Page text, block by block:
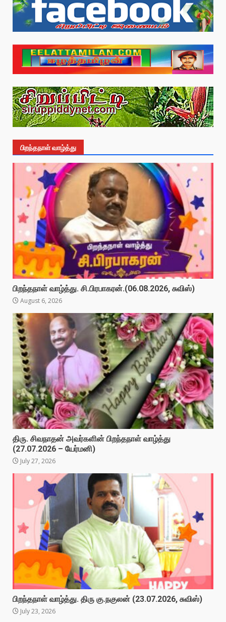
பிறந்தநாள் வாழ்த்து
பிறந்தநாள் வாழ்த்து. சி.பிரபாகரன்.(06.08.2026, சுவிஸ்)
August 6, 2026
திரு. சிவநாதன் அவர்களின் பிறந்தநாள் வாழ்த்து
(27.07.2026 – யேர்மனி)
July 27, 2026
பிறந்தநாள் வாழ்த்து. திரு கு.நகுலன் (23.07.2026, சுவிஸ்)
July 23, 2026